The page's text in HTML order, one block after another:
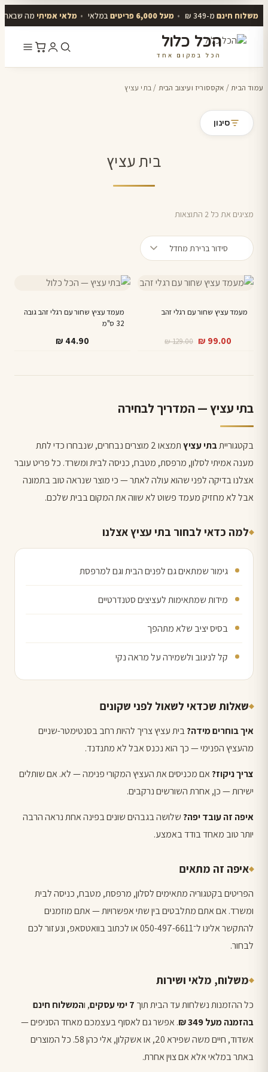
משלוח חינם מ-349 ₪ • מעל 6,000 פריטים במלאי • מלאי אמיתי מה
הכל כלול
הכל במקום אחד
עמוד הבית/ אקססוריז ועיצוב הבית / בתי עציץ
סינון
בית עציץ
מציגים את כל ⁦2⁩ התוצאות
מעמד עציץ שחור עם רגלי זהב
₪129.00
המחיר ₪ 99.00
המחיר
מעמד עציץ שחור עם רגלי זהב גובה
32 ס"מ
₪ 44.90
למוצר
יש
מספר
לבחור
האפשרויותבתי עציץ — המדריך לבחירה
בקטגורייתבתי עציץ
תמצאו 2 מוצרים נבחרים, שנבחרו כדי לתת
מענה אמיתי לסלון, מרפסת, מטבח, כניסה לבית ומשרד. כל פריט עובר
אצלנו בדיקה לפני שהוא עולה לאתר — כי מוצר שנראה טוב בתמונה
אבל לא מחזיק מעמד פשוט לא שווה את המקום בבית שלכם.
למה כדאי לבחור בתי עציץ אצלנו
גימור שמתאים גם לפנים הבית וגם למרפסת
מידות שמתאימות לעציצים סטנדרטיים
בסיס יציב שלא מתהפך
קל לניגוב ולשמירה על מראה נקי
שאלות שכדאי לשאול לפני שקונים
איך בוחרים מידה?בית עציץ צריך להיות רחב בסנטימטר-שניים
מהעציץ הפנימי — כך הוא נכנס אבל לא מתנדנד.
צריך ניקוז?אם מכניסים את העציץ המקורי פנימה — לא. אם שותלים
ישירות — כן, אחרת השורשים נרקבים.
איפה זה עובד יפה?שלושה בגבהים שונים בפינה אחת נראה הרבה
יותר טוב מאחד בודד באמצע.
איפה זה מתאים
הפריטים בקטגוריה מתאימים לסלון, מרפסת, מטבח, כניסה לבית
ומשרד. אם אתם מתלבטים בין שתי אפשרויות — אתם מוזמנים
להתקשר אלינו ל־050-497-6611 או לכתוב בוואטסאפ, ונעזור לכם
לבחור.
משלוח, מלאי ושירות
כל ההזמנות נשלחות עד הבית תוך 7 ימי עסקים , והמשלוח חינם
בהזמנה מעל 349 ₪
. אפשר גם לאסוף בעצמכם מאחד הסניפים —
אשדוד, חיים משה שפירא 20, או אשקלון, אלי כהן 58. כל המוצרים
באתר במלאי אלא אם צוין אחרת.